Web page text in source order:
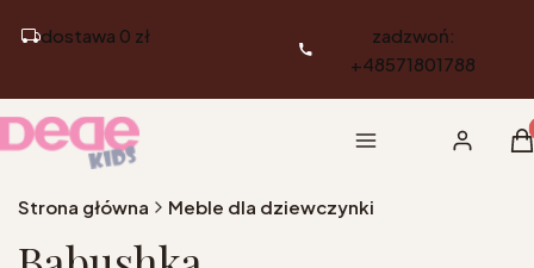
dostawa 0 zł
zadzwoń:
+48571801788
Menu Zaloguj się
Strona główna Meble dla dziewczynki